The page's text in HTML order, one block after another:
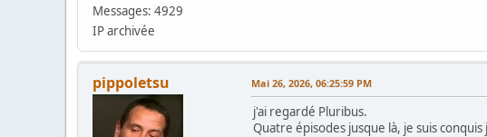
Messages: 4929
IP archivée
pippoletsu Mai 26, 2026, 06:25:59 PM
j'ai regardé Pluribus.
Quatre épisodes jusque là, je suis conquis